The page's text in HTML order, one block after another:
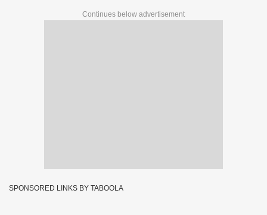
Continues below advertisement
SPONSORED LINKS BY TABOOLA